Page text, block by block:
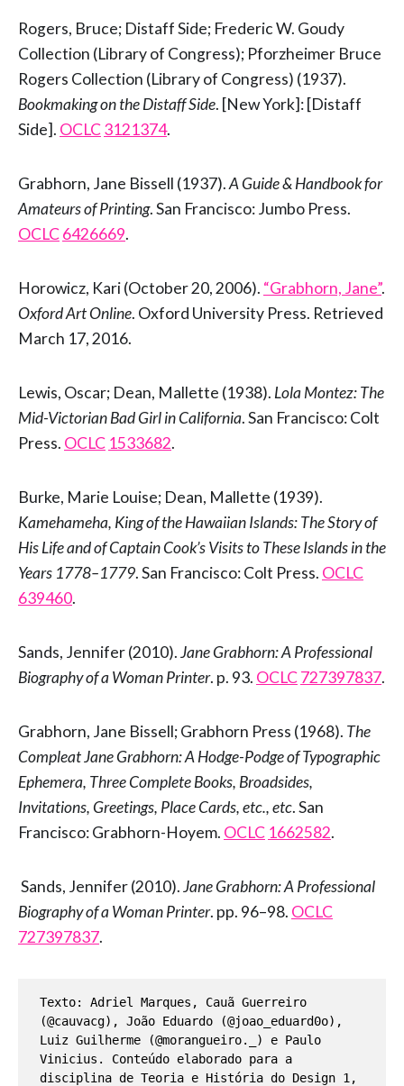
Rogers, Bruce; Distaff Side; Frederic W. Goudy
Collection (Library of Congress); Pforzheimer Bruce
Rogers Collection (Library of Congress) (1937).
Bookmaking on the Distaff Side. [New York]: [Distaff
Side]. OCLC3121374.
Grabhorn, Jane Bissell (1937).A Guide & Handbook for
Amateurs of Printing. San Francisco: Jumbo Press.
OCLC6426669.
Horowicz, Kari (October 20, 2006). “Grabhorn, Jane”.
Oxford Art Online. Oxford University Press. Retrieved
March 17, 2016.
Lewis, Oscar; Dean, Mallette (1938). Lola Montez: The
Mid-Victorian Bad Girl in California. San Francisco: Colt
Press. OCLC 1533682.
Burke, Marie Louise; Dean, Mallette (1939).
Kamehameha, King of the Hawaiian Islands: The Story of
His Life and of Captain Cook’s Visits to These Islands in the
Years 1778–1779. San Francisco: Colt Press. OCLC
639460.
Sands, Jennifer (2010).Jane Grabhorn: A Professional
Biography of a Woman Printer. p. 93. OCLC727397837.
Grabhorn, Jane Bissell; Grabhorn Press (1968). The
Compleat Jane Grabhorn: A Hodge-Podge of Typographic
Ephemera, Three Complete Books, Broadsides,
Invitations, Greetings, Place Cards, etc., etc. San
Francisco: Grabhorn-Hoyem. OCLC 1662582.
Sands, Jennifer (2010).Jane Grabhorn: A Professional
Biography of a Woman Printer. pp. 96–98. OCLC
727397837.
Texto: Adriel Marques, Cauã Guerreiro
(@cauvacg), João Eduardo (@joao_eduard0o),
Luiz Guilherme (@morangueiro._) e Paulo
Vinicius. Conteúdo elaborado para a
disciplina de Teoria e História do Design 1,